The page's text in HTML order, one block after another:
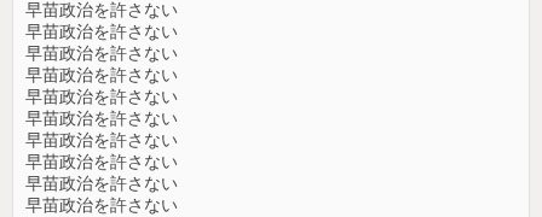
早苗政治を許さない
早苗政治を許さない
早苗政治を許さない
早苗政治を許さない
早苗政治を許さない
早苗政治を許さない
早苗政治を許さない
早苗政治を許さない
早苗政治を許さない
早苗政治を許さない